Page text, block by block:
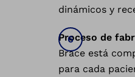
dinámicos y
Proceso de
Brace está
para cada